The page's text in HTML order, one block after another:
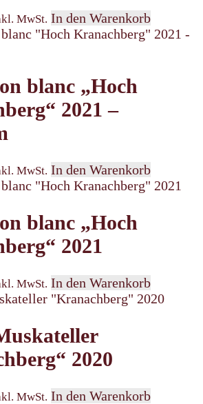
MwSt. In den Warenkorb
blanc „Hoch
2021 –
MwSt. In den Warenkorb
blanc „Hoch
2021
MwSt. In den Warenkorb
2020
MwSt. In den Warenkorb